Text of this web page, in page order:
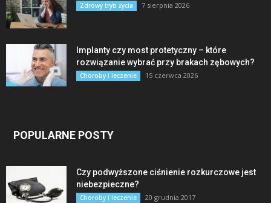
Zdrowy tryb życia 7 sierpnia 2026
Implanty czy most protetyczny – które
rozwiązanie wybrać przy brakach zębowych?
Choroby i leczenie 15 czerwca 2026
POPULARNE POSTY
Czy podwyższone ciśnienie rozkurczowe jest
niebezpieczne?
Choroby i leczenie 20 grudnia 2017